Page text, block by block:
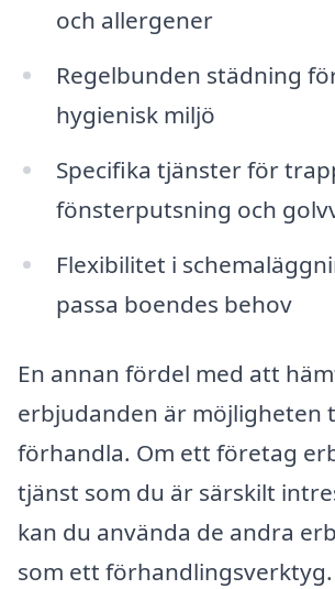
och allergener
Regelbunden städning
hygienisk miljö
Specifika tjänster för
fönsterputsning och
Flexibilitet i
passa boendes behov
En annan fördel med att
erbjudanden är möjligheten
förhandla. Om ett företag
tjänst som du är särskilt
kan du använda de andra
som ett förhandlingsverktyg.